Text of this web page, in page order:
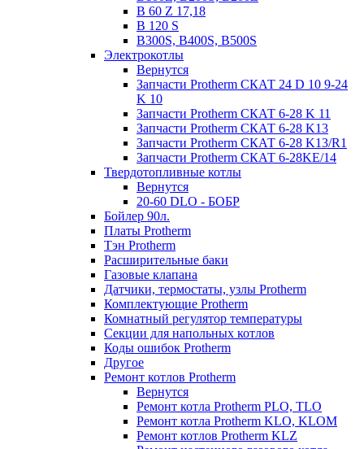
B 60 Z 17,18
B 120 S
B300S, B400S, B500S
Электрокотлы
Вернутся
Запчасти Protherm СКАТ 24 D 10 9-24
K 10
Запчасти Protherm СКАТ 6-28 K 11
Запчасти Protherm СКАТ 6-28 K13
Запчасти Protherm СКАТ 6-28 K13/R1
Запчасти Protherm СКАТ 6-28KE/14
Твердотопливные котлы
Вернутся
20-60 DLO - БОБР
Бойлер 90л.
Платы Protherm
Тэн Protherm
Расширительные баки
Газовые клапана
Датчики, термостаты, узлы Protherm
Комплектующие Protherm
Комнатный регулятор температуры
Секции для напольных котлов
Коды ошибок Protherm
Другое
Ремонт котлов Protherm
Вернутся
Ремонт котла Protherm PLO, TLO
Ремонт котла Protherm KLO, KLOM
Ремонт котлов Protherm KLZ